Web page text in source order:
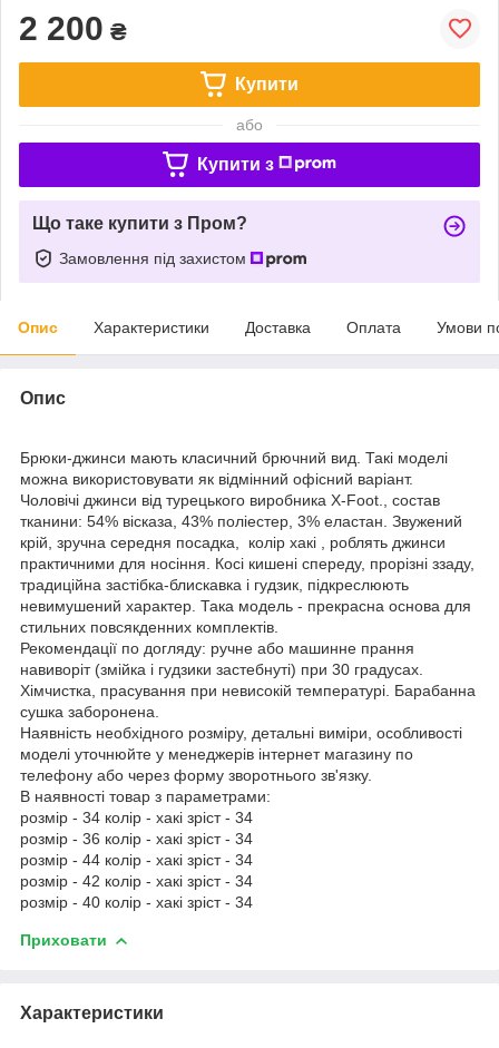
2 200 ₴
Купити
або
Купити з
Що таке купити з Пром?
Замовлення під захистом
Опис Характеристики Доставка Оплата Умови
Опис
Брюки-джинси мають класичний брючний вид. Такі моделі
можна використовувати як відмінний офісний варіант.
Чоловічі джинси від турецького виробника X-Foot., состав
тканини: 54% вісказа, 43% поліестер, 3% еластан. Звужений
крій, зручна середня посадка, колір хакі , роблять джинси
практичними для носіння. Косі кишені спереду, прорізні ззаду,
традиційна застібка-блискавка і гудзик, підкреслюють
невимушений характер. Така модель - прекрасна основа для
стильних повсякденних комплектів.
Рекомендації по догляду: ручне або машинне прання
навиворіт (змійка і гудзики застебнуті) при 30 градусах.
Хімчистка, прасування при невисокій температурі. Барабанна
сушка заборонена.
Наявність необхідного розміру, детальні виміри, особливості
моделі уточнюйте у менеджерів інтернет магазину по
телефону або через форму зворотнього зв'язку.
В наявності товар з параметрами:
розмір - 34 колір - хакі зріст - 34
розмір - 36 колір - хакі зріст - 34
розмір - 44 колір - хакі зріст - 34
розмір - 42 колір - хакі зріст - 34
розмір - 40 колір - хакі зріст - 34
Приховати
Характеристики